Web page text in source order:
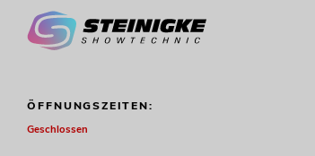
ÖFFNUNGSZEITEN:
Geschlossen